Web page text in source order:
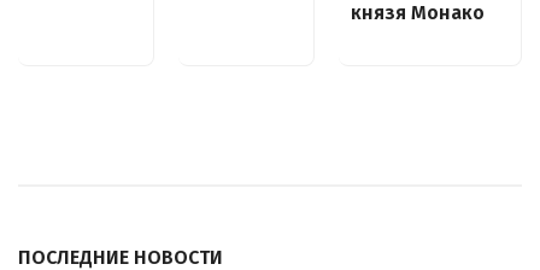
князя Монако
ПОСЛЕДНИЕ НОВОСТИ